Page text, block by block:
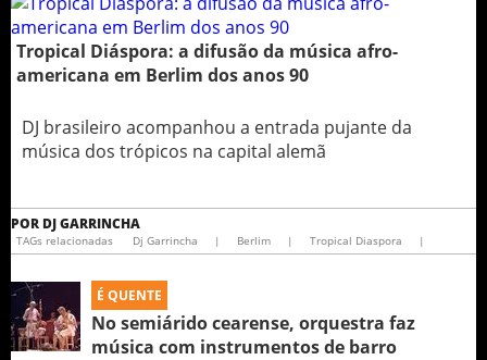
Tropical Diáspora: a difusão da música afro-
americana em Berlim dos anos 90
DJ brasileiro acompanhou a entrada pujante da
música dos trópicos na capital alemã
POR DJ GARRINCHA
TAGs relacionadas Dj Garrincha | Berlim | Tropical Diaspora |
É QUENTE
No semiárido cearense, orquestra faz
música com instrumentos de barro